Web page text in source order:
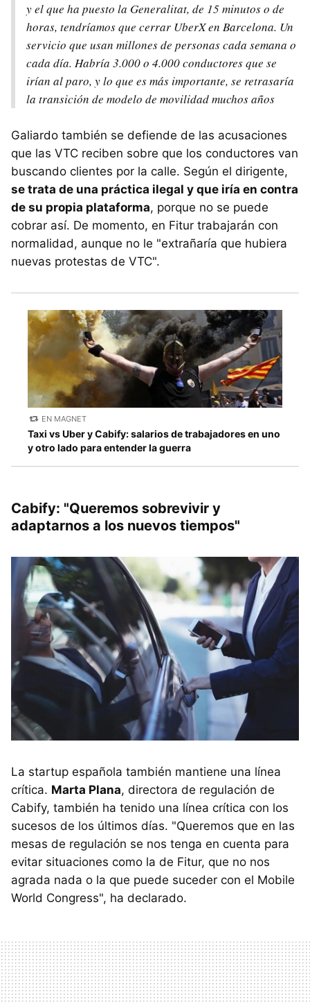
y el que ha puesto la Generalitat, de 15 minutos o de
horas, tendríamos que cerrar UberX en Barcelona. Un
servicio que usan millones de personas cada semana o
cada día. Habría 3.000 o 4.000 conductores que se
irían al paro, y lo que es más importante, se retrasaría
la transición de modelo de movilidad muchos años
Galiardo también se defiende de las acusaciones
que las VTC reciben sobre que los conductores van
buscando clientes por la calle. Según el dirigente,
se trata de una práctica ilegal y que iría en contra
de su propia plataforma, porque no se puede
cobrar así. De momento, en Fitur trabajarán con
normalidad, aunque no le "extrañaría que hubiera
nuevas protestas de VTC".
EN MAGNET
Taxi vs Uber y Cabify: salarios de trabajadores en uno
y otro lado para entender la guerra
Cabify: "Queremos sobrevivir y
adaptarnos a los nuevos tiempos"
La startup española también mantiene una línea
crítica. Marta Plana, directora de regulación de
Cabify, también ha tenido una línea crítica con los
sucesos de los últimos días. "Queremos que en las
mesas de regulación se nos tenga en cuenta para
evitar situaciones como la de Fitur, que no nos
agrada nada o la que puede suceder con el Mobile
World Congress", ha declarado.